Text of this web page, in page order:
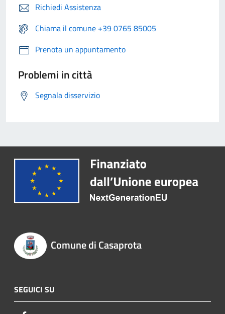
Richiedi Assistenza
Chiama il comune +39 0765 85005
Prenota un appuntamento
Problemi in città
Segnala disservizio
Comune di Casaprota
SEGUICI SU